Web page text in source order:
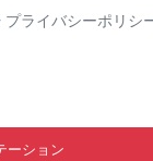
プライバシーポリシ
ーション